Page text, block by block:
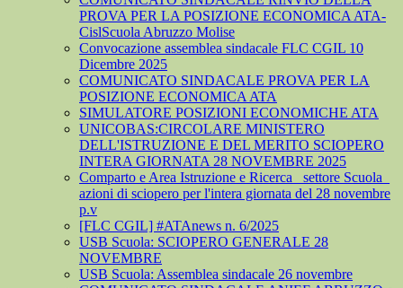
PROVA PER LA POSIZIONE ECONOMICA ATA-
CislScuola Abruzzo Molise
Convocazione assemblea sindacale FLC CGIL 10
Dicembre 2025
COMUNICATO SINDACALE PROVA PER LA
POSIZIONE ECONOMICA ATA
SIMULATORE POSIZIONI ECONOMICHE ATA
UNICOBAS:CIRCOLARE MINISTERO
DELL'ISTRUZIONE E DEL MERITO SCIOPERO
INTERA GIORNATA 28 NOVEMBRE 2025
Comparto e Area Istruzione e Ricerca_ settore Scuola_
azioni di sciopero per l'intera giornata del 28 novembre
p.v
[FLC CGIL] #ATAnews n. 6/2025
USB Scuola: SCIOPERO GENERALE 28
NOVEMBRE
USB Scuola: Assemblea sindacale 26 novembre